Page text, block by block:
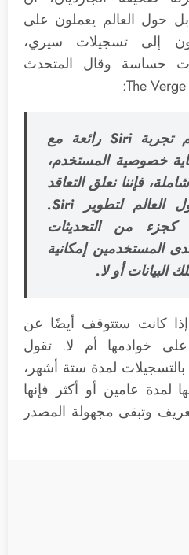
حول العالم يعملون على
إلى تسجيلات سيري،
حساسة وقال المتحدث
نحن ملتزمون بتقديم تجربة Siri رائعة مع
خصوصية المستخدم،
فإننا نعلق التعاقد
مع متعهدي أبل حول العالم لتطوير Siri.
كجزء من التحديثات
المستخدمين إمكانية
البيانات أو لا.
كانت ستتوقف أيضًا عن
خوادمها أم لا. تقول
بالتسجيلات لمدة ستة أشهر،
لمدة عامين أو أكثر فإنها
وتبقى مجهولة المصدر